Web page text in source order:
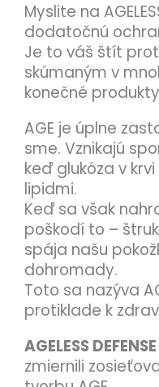
Myslite na
dodatočnú
Je to váš štít
skúmaným v
konečné
AGE je úplne
sme. Vznikajú
keď glukóza v
lipidmi.
Keď sa však
poškodí to –
spája našu
dohromady.
Toto sa nazýva
protiklade k
AGELESS DEFENSE
zmiernili